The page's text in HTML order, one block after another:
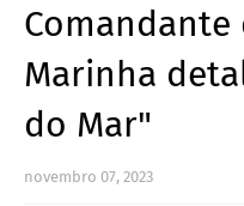
Comandante
Marinha
do Mar"
novembro 07, 2023